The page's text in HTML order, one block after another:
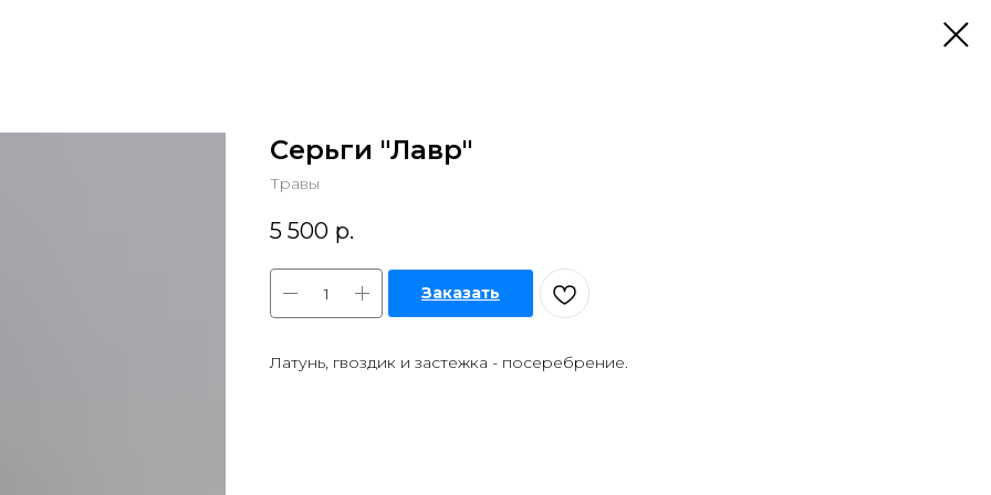
Серьги "Лавр"
Травы
5 500 р.
Заказать
Латунь, гвоздик и застежка - посеребрение.